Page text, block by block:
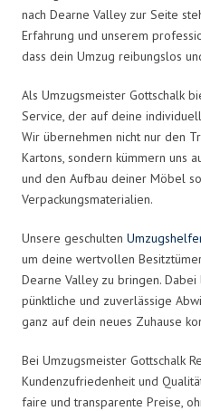
nach Dearne Valley zur Seite
Erfahrung und unserem
dass dein Umzug reibungslos
Als Umzugsmeister Gottschalk
Service, der auf deine
Wir übernehmen nicht nur den
Kartons, sondern kümmern uns
und den Aufbau deiner Möbel
Verpackungsmaterialien.
Unsere geschulten
um deine wertvollen
Dearne Valley zu bringen.
pünktliche und zuverlässige
ganz auf dein neues Zuhause
Bei Umzugsmeister Gottschalk
Kundenzufriedenheit und
faire und transparente Preise,